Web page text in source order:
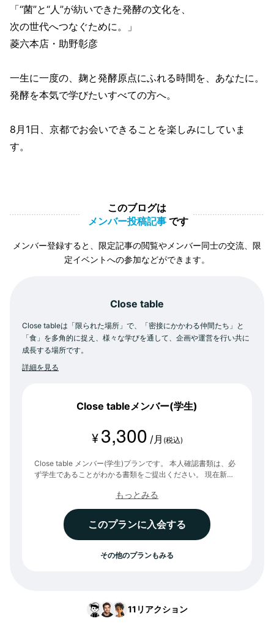
「“菌”と“人”が紡いできた発酵の文化を、
次の世代へつなぐために。」
菱六本店・助野彰彦
一生に一度の、麹と発酵原点にふれる時間を、あなたに。
発酵を本気で学びたいすべての方へ。
8月1日、京都でお会いできることを楽しみにしていま
す。
このブログは
メンバー投稿記事 です
メンバー登録すると、限定記事の閲覧やメンバー同士の交流、限
定イベントへの参加などができます。
Close table
Close tableは「限られた場所」で、「密接にかかわる仲間たち」と
「食」を多角的に捉え、様々な学びを通して、企画や運営を行い共に
成長する場所です。
詳細を見る
Close tableメンバー(学生)
¥ 3,300 /月 (税込)
Close table メンバー(学生)プランです。 本人確認書類は、必
ず学生であることがわかる書類をご提出ください。 現在新規
ておりますので、新規入会をご希望の方は、事前登録を行って
いただき、招待をお待ちいただけますと幸いです。 ■予定ス
ケジュール ・募集期間 7月4日(土)～7月26日(日) ・招待予定
日 7月27日(月) ・新規メンバー向けオリエンイベント ①7月
31日(金)21:00-22:30 ②8月2日(日)10:00-11:30 ③8月8日
(土)10:00-11:30 ④8月13日(木)21:00-22:30 ※いずれかにご
もっとみる
このプランに入会する
その他のプランもみる
11 リアクション